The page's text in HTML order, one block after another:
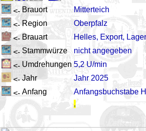
<- Brauort
Mitterteich
<- Region
Oberpfalz
<- Brauart
Helles, Export, Lager
<- Stammwürze
nicht angegeben
<- Umdrehungen 5,2 U/min
<- Jahr
Jahr 2025
<- Anfang
Anfangsbuchstabe H
.